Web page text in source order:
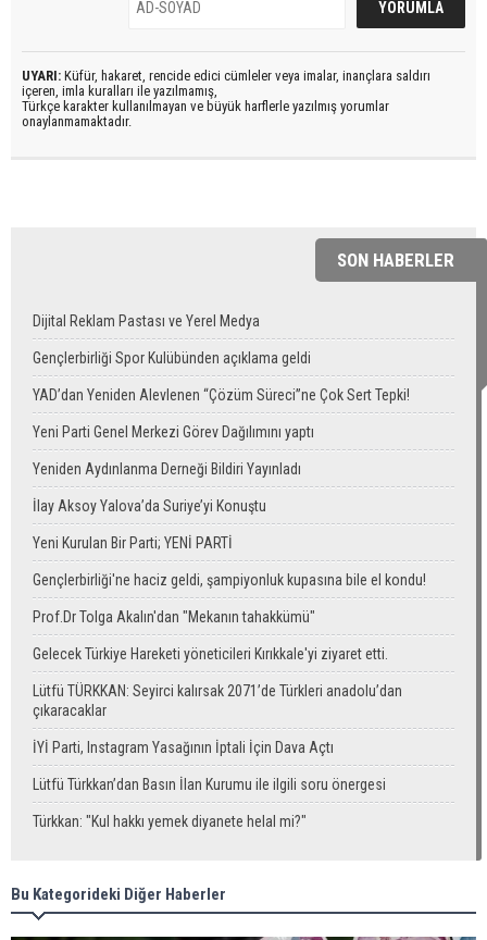
UYARI: Küfür, hakaret, rencide edici cümleler veya imalar, inançlara saldırı
içeren, imla kuralları ile yazılmamış,
Türkçe karakter kullanılmayan ve büyük harflerle yazılmış yorumlar
onaylanmamaktadır.
SON HABERLER
Dijital Reklam Pastası ve Yerel Medya
Gençlerbirliği Spor Kulübünden açıklama geldi
YAD’dan Yeniden Alevlenen “Çözüm Süreci”ne Çok Sert Tepki!
Yeni Parti Genel Merkezi Görev Dağılımını yaptı
Yeniden Aydınlanma Derneği Bildiri Yayınladı
İlay Aksoy Yalova’da Suriye’yi Konuştu
Yeni Kurulan Bir Parti; YENİ PARTİ
Gençlerbirliği'ne haciz geldi, şampiyonluk kupasına bile el kondu!
Prof.Dr Tolga Akalın'dan "Mekanın tahakkümü"
Gelecek Türkiye Hareketi yöneticileri Kırıkkale'yi ziyaret etti.
Lütfü TÜRKKAN: Seyirci kalırsak 2071’de Türkleri anadolu’dan
çıkaracaklar
İYİ Parti, Instagram Yasağının İptali İçin Dava Açtı
Lütfü Türkkan’dan Basın İlan Kurumu ile ilgili soru önergesi
Türkkan: "Kul hakkı yemek diyanete helal mi?"
Bu Kategorideki Diğer Haberler